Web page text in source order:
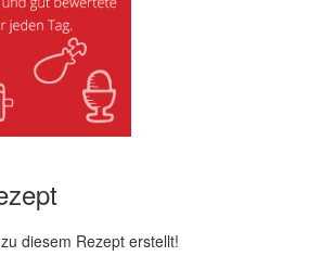
diesem Rezept erstellt!